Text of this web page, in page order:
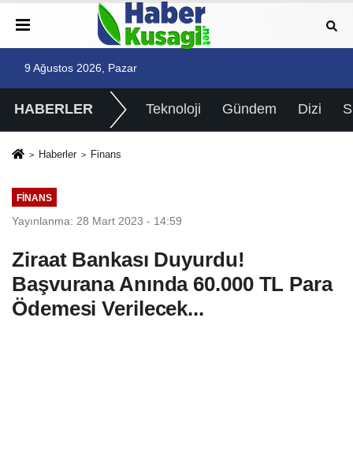
9 Ağustos 2026, Pazar
HABERLER Teknoloji Gündem Dizi
Haberler Finans
FINANS
Yayınlanma: 28 Mart 2023 - 14:59
Ziraat Bankası Duyurdu!
Başvurana Anında 60.000 TL Para
Ödemesi Verilecek...